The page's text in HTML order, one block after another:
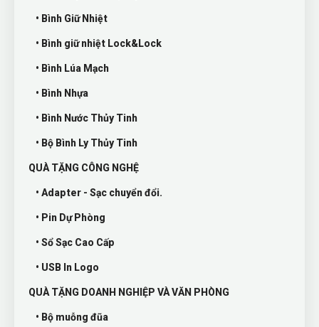
• Bình Giữ Nhiệt
• Bình giữ nhiệt Lock&Lock
• Bình Lúa Mạch
• Bình Nhựa
• Bình Nước Thủy Tinh
• Bộ Bình Ly Thủy Tinh
QUÀ TẶNG CÔNG NGHỆ
• Adapter - Sạc chuyển đổi.
• Pin Dự Phòng
• Sổ Sạc Cao Cấp
• USB In Logo
QUÀ TẶNG DOANH NGHIỆP VÀ VĂN PHÒNG
• Bộ muỗng đũa